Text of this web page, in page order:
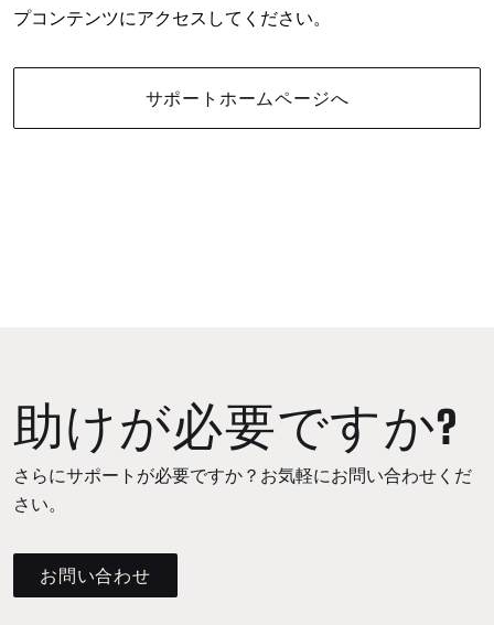
プコンテンツにアクセスしてください。
サポートホームページへ
助けが必要ですか?
さらにサポートが必要ですか？お気軽にお問い合わせくだ
さい。
お問い合わせ